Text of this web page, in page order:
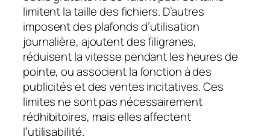
limitent la taille des fichiers. D’autres
imposent des plafonds d’utilisation
journalière, ajoutent des filigranes,
réduisent la vitesse pendant les heures de
pointe, ou associent la fonction à des
publicités et des ventes incitatives. Ces
limites ne sont pas nécessairement
rédhibitoires, mais elles affectent
l’utilisabilité.